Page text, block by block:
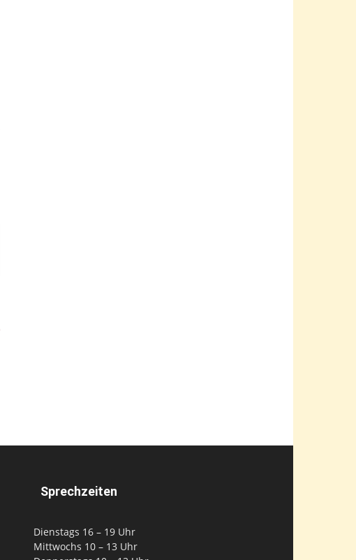
Sprechzeiten
Dienstags 16 – 19 Uhr
Mittwochs 10 – 13 Uhr